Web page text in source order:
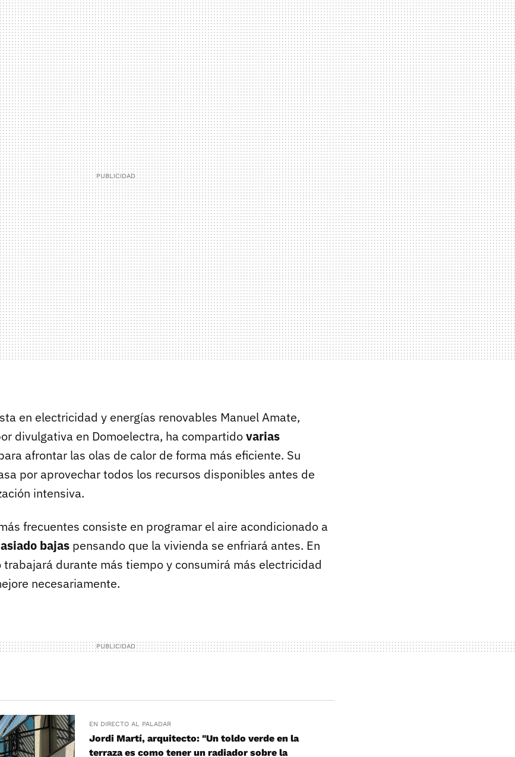
en electricidad y energías renovables Manuel Amate,
divulgativa en Domoelectra, ha compartidovarias
afrontar las olas de calor de forma más eficiente. Su
por aprovechar todos los recursos disponibles antes de
intensiva.
frecuentes consiste en programar el aire acondicionado a
bajas pensando que la vivienda se enfriará antes. En
durante más tiempo y consumirá más electricidad
necesariamente.
EN DIRECTO AL PALADAR
Jordi Martí, arquitecto: "Un toldo verde en la
terraza es como tener un radiador sobre la